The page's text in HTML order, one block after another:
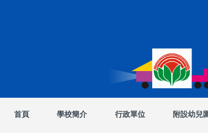
首頁 學校簡介 行政單位 附設幼兒